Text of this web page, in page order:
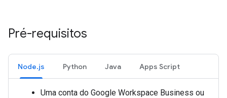
Pré-requisitos
Node.js Python Java Apps Script
Uma conta do Google Workspace Business ou